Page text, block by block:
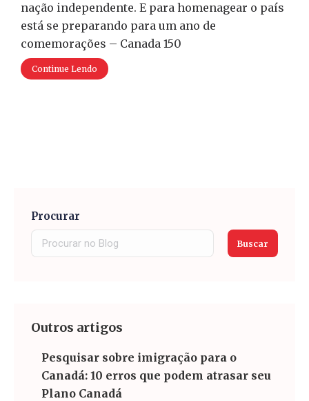
nação independente. E para homenagear o país
está se preparando para um ano de
comemorações – Canada 150
Continue Lendo
Procurar
Buscar
Outros artigos
Pesquisar sobre imigração para o
Canadá: 10 erros que podem atrasar seu
Plano Canadá